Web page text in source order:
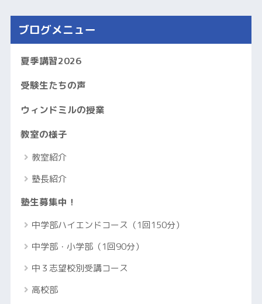
ブログメニュー
夏季講習2026
受験生たちの声
ウィンドミルの授業
教室の様子
教室紹介
塾長紹介
塾生募集中！
中学部ハイエンドコース（1回150分）
中学部・小学部（1回90分）
中３志望校別受講コース
高校部